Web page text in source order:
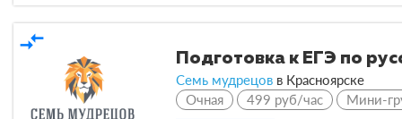
compare_arrows
Подготовка к ЕГЭ по
Семь мудрецов в Красноярске
Очная
499 руб/час Мини-